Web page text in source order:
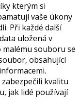
kterým si
vaše úkony
Při každé další
uložená v
souboru se
obsahující
kvalitu
jak lidé používají